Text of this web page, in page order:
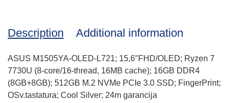
Description Additional information
ASUS M1505YA-OLED-L721; 15,6″FHD/OLED; Ryzen 7
7730U (8-core/16-thread, 16MB cache); 16GB DDR4
(8GB+8GB); 512GB M.2 NVMe PCIe 3.0 SSD; FingerPrint;
OSv.tastatura; Cool Silver; 24m garancija